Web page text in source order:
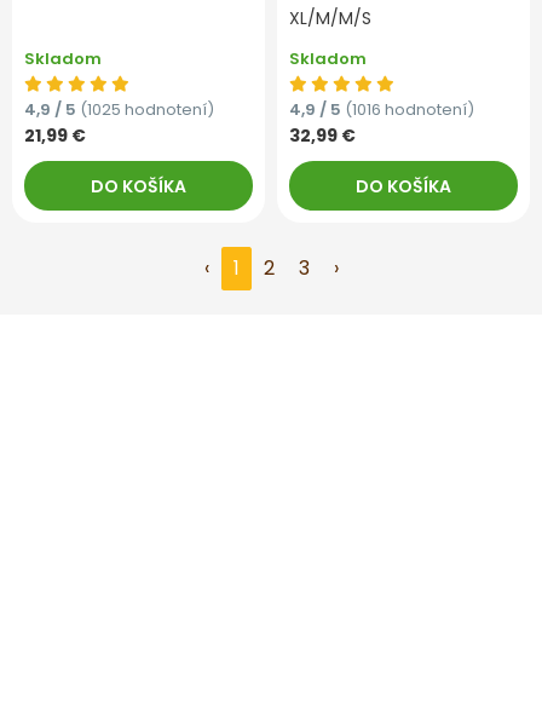
Skladom
4,9 / 5 (1025 hodnotení)
21,99 €
DO KOŠÍKA
XL/M/M/S
Skladom
4,9 / 5 (1016 hodnotení)
32,99 €
DO KOŠÍKA
‹ 1 2 3 ›